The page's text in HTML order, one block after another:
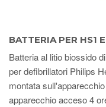
BATTERIA PER HS1
Batteria al litio biossido
per defibrillatori Philips
montata
apparecchio acceso 4